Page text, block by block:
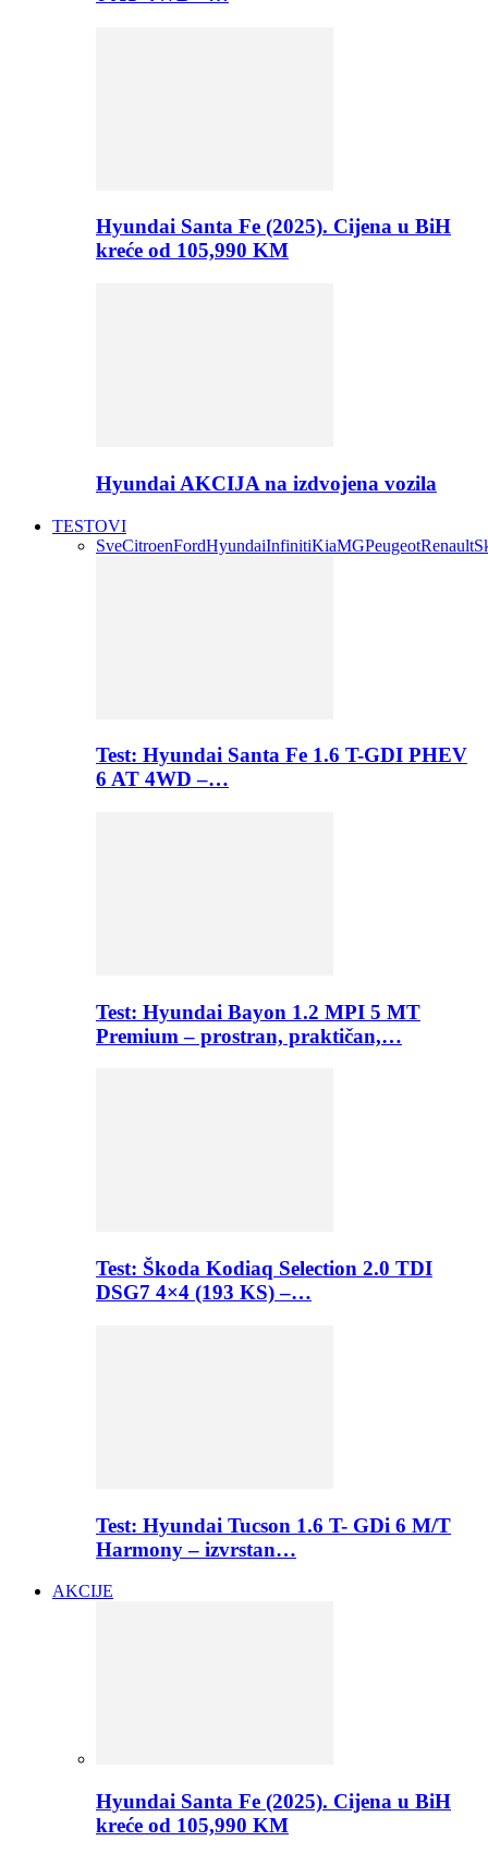
Hyundai Santa Fe (2025). Cijena u BiH
kreće od 105,990 KM
Hyundai AKCIJA na izdvojena vozila
TESTOVI
SveCitroenFordHyundaiInfinitiKiaMGPeugeotRenault
Test: Hyundai Santa Fe 1.6 T-GDI PHEV
6 AT 4WD –…
Test: Hyundai Bayon 1.2 MPI 5 MT
Premium – prostran, praktičan,…
Test: Škoda Kodiaq Selection 2.0 TDI
DSG7 4×4 (193 KS) –…
Test: Hyundai Tucson 1.6 T- GDi 6 M/T
Harmony – izvrstan…
AKCIJE
Hyundai Santa Fe (2025). Cijena u BiH
kreće od 105,990 KM